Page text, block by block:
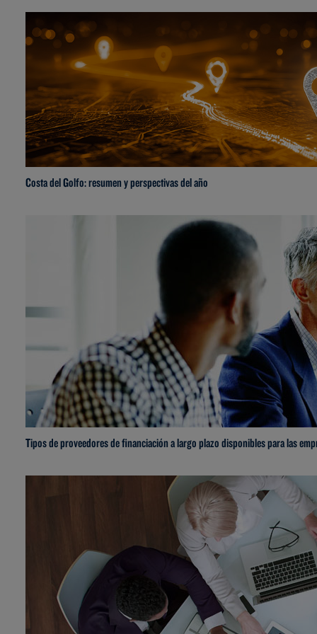
Costa del Golfo: resumen y perspectivas del año
Tipos de proveedores de financiación a largo plazo disponibles para las